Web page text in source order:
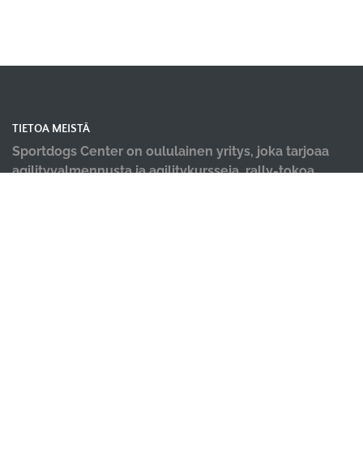
TIETOA MEISTÄ
Sportdogs Center on oululainen yritys, joka tarjoaa
agilityvalmennusta ja agilitykursseja, rally-tokoa,